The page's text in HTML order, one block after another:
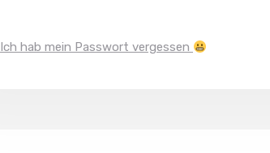
Ich hab mein Passwort vergessen